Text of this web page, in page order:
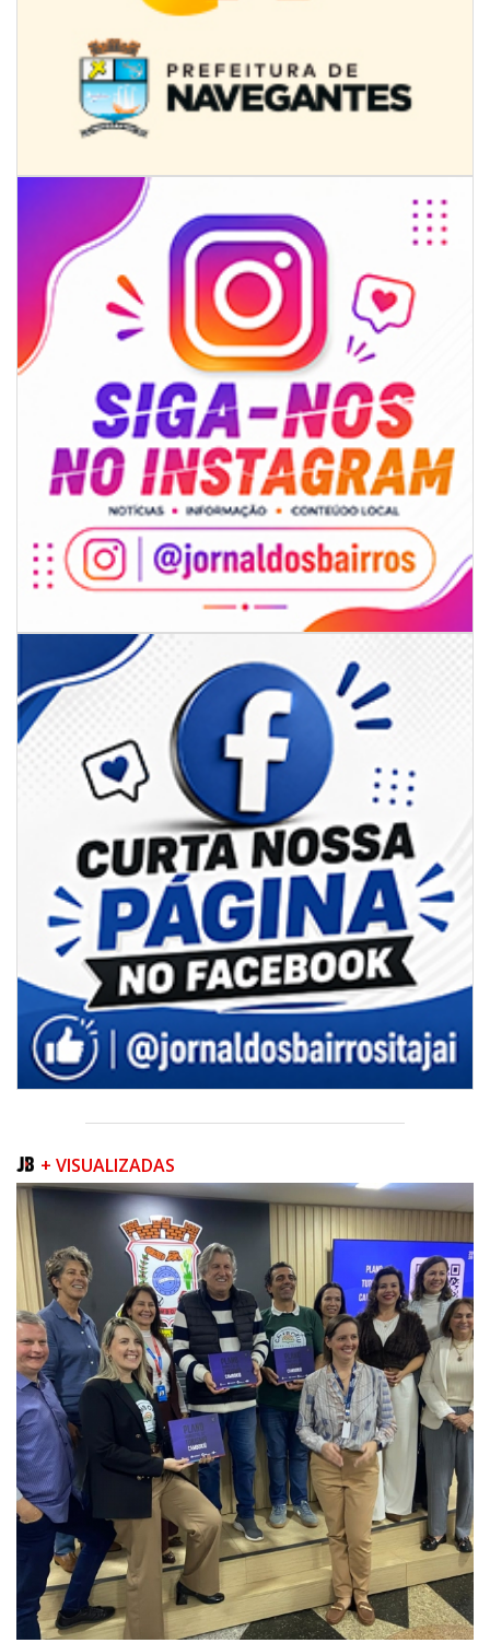
09/08/2026 | 07:00
Novo programa trabalha a prevenção de desastres climáticos na Rede
Municipal de Ensino
NAVEGANTES
09/08/2026 | 07:00
4º Festival Náutico de Navegantes reúne esporte, tradição e regatas
BALNEÁRIO PIÇARRAS
09/08/2026 | 07:00
Prefeitura apresenta projeto da Praça do Pescador à comunidade na
próxima quinta-feira (13/08)
BALNEÁRIO PIÇARRAS
+ VISUALIZADAS